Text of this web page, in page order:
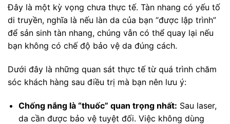
Đây là một kỳ vọng chưa thực tế. Tàn nhang có yếu tố
di truyền, nghĩa là nếu làn da của bạn “được lập trình”
để sản sinh tàn nhang, chúng vẫn có thể quay lại nếu
bạn không có chế độ bảo vệ da đúng cách.
Dưới đây là những quan sát thực tế từ quá trình chăm
sóc khách hàng sau điều trị mà bạn nên lưu ý:
Chống nắng là “thuốc” quan trọng nhất: Sau laser,
da cần được bảo vệ tuyệt đối. Việc không dùng